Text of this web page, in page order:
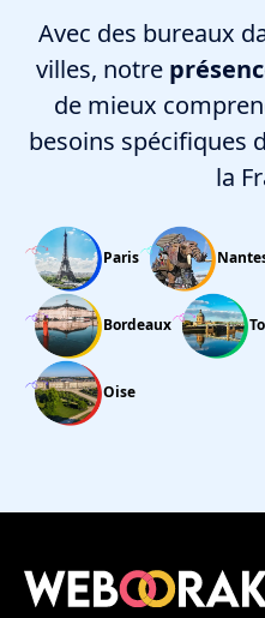
Avec des bureaux
villes, notre
de mieux
besoins spécifiques
la
Paris
Bordeaux
Oise